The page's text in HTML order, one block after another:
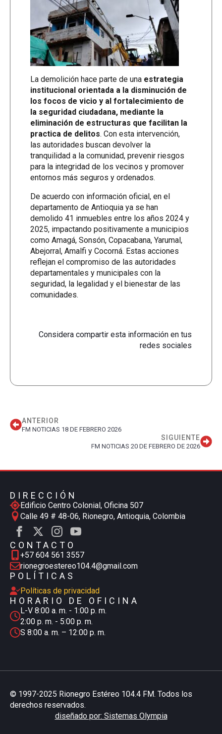
La demolición hace parte de una estrategia
institucional orientada a la disminución de
los focos de vicio y al fortalecimiento de
la seguridad ciudadana, mediante la
eliminación de estructuras que facilitan la
practica de delitos. Con esta intervención,
las autoridades buscan devolver la
tranquilidad a la comunidad, prevenir riesgos
para la integridad de los vecinos y promover
entornos más seguros y ordenados.
De acuerdo con información oficial, en el
departamento de Antioquia ya se han
demolido 41 inmuebles entre los años 2024 y
2025, impactando positivamente a municipios
como Amagá, Sonsón, Copacabana, Yarumal,
Abejorral, Amalfi y Cocorná. Estas acciones
reflejan el compromiso de las autoridades
departamentales y municipales con la
seguridad, la legalidad y el bienestar de las
comunidades.
Considera compartir esta información en tus
redes sociales
ANTERIOR
FM NOTICIAS 18 DE FEBRERO 2026
SIGUIENTE
FM NOTICIAS 20 DE FEBRERO DE 2026
DIRECCIÓN
Edificio Centro Colonial, Oficina 507
Calle 49 # 48-06, Rionegro, Antioquia, Colombia
CONTACTO
+57 604 561 3557
rionegroestereo104.4@gmail.com
POLÍTICAS
Políticas de privacidad
HORARIO DE OFICINA
L-V 8:00 a. m. - 1:00 p. m.
2:00 p. m. - 5:00 p. m.
S 8:00 a. m. – 12:00 p. m.
© 1997-2025 Rionegro Estéreo 104.4 FM. Todos los
derechos reservados.
diseñado por: Sistemas Olympia